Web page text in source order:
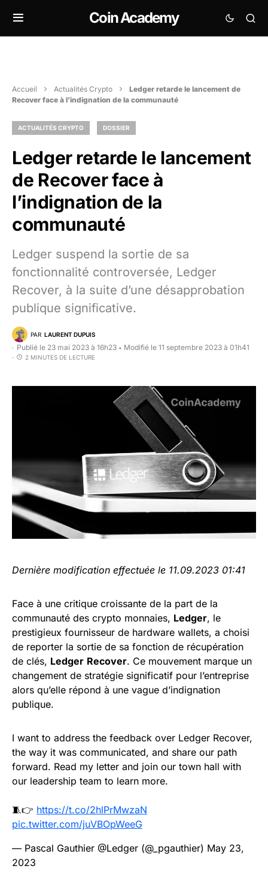
Coin Academy
Accueil Actualités Crypto
Ledger retarde le lancement de
Recover face à l’indignation de la communauté
ACTUALITÉS CRYPTO DOSSIER
Ledger retarde le lancement
de Recover face à
l’indignation de la
communauté
Ledger suspend la sortie de sa
fonctionnalité controversée, Ledger
Recover, à la suite d’une désapprobation
publique significative.
PAR LAURENT DUPUIS
Publié le 23 mai 2023 à 16h23 • Modifié le 11 septembre 2023 à 01h41
2 MINUTES DE LECTURE
Dernière modification effectuée le 11.09.2023 01:41
Face à une critique croissante de la part de la
communauté des crypto monnaies, Ledger, le
prestigieux fournisseur de hardware wallets, a choisi
de reporter la sortie de sa fonction de récupération
de clés, Ledger Recover. Ce mouvement marque un
changement de stratégie significatif pour l’entreprise
alors qu’elle répond à une vague d’indignation
publique.
I want to address the feedback over Ledger Recover,
the way it was communicated, and share our path
forward. Read my letter and join our town hall with
our leadership team to learn more.
🧵👉 https://t.co/2hlPrMwzaN
pic.twitter.com/juVBOpWeeG
— Pascal Gauthier @Ledger (@_pgauthier) May 23,
2023